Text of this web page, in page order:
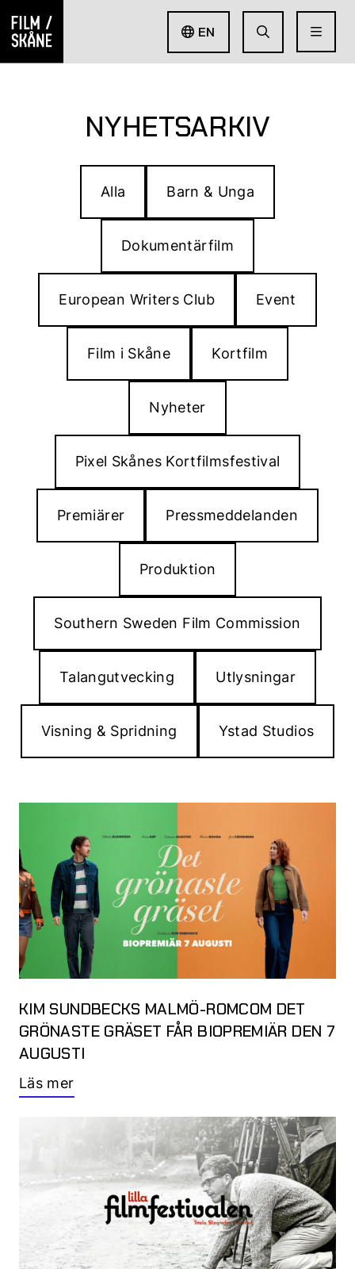
EN
NYHETSARKIV
Alla Barn & Unga
Dokumentärfilm
European Writers Club Event
Film i Skåne Kortfilm
Nyheter
Pixel Skånes Kortfilmsfestival
Premiärer Pressmeddelanden
Produktion
Southern Sweden Film Commission
Talangutvecking Utlysningar
Visning & Spridning Ystad Studios
KIM SUNDBECKS MALMÖ-ROMCOM DET
GRÖNASTE GRÄSET FÅR BIOPREMIÄR DEN 7
AUGUSTI
Läs mer